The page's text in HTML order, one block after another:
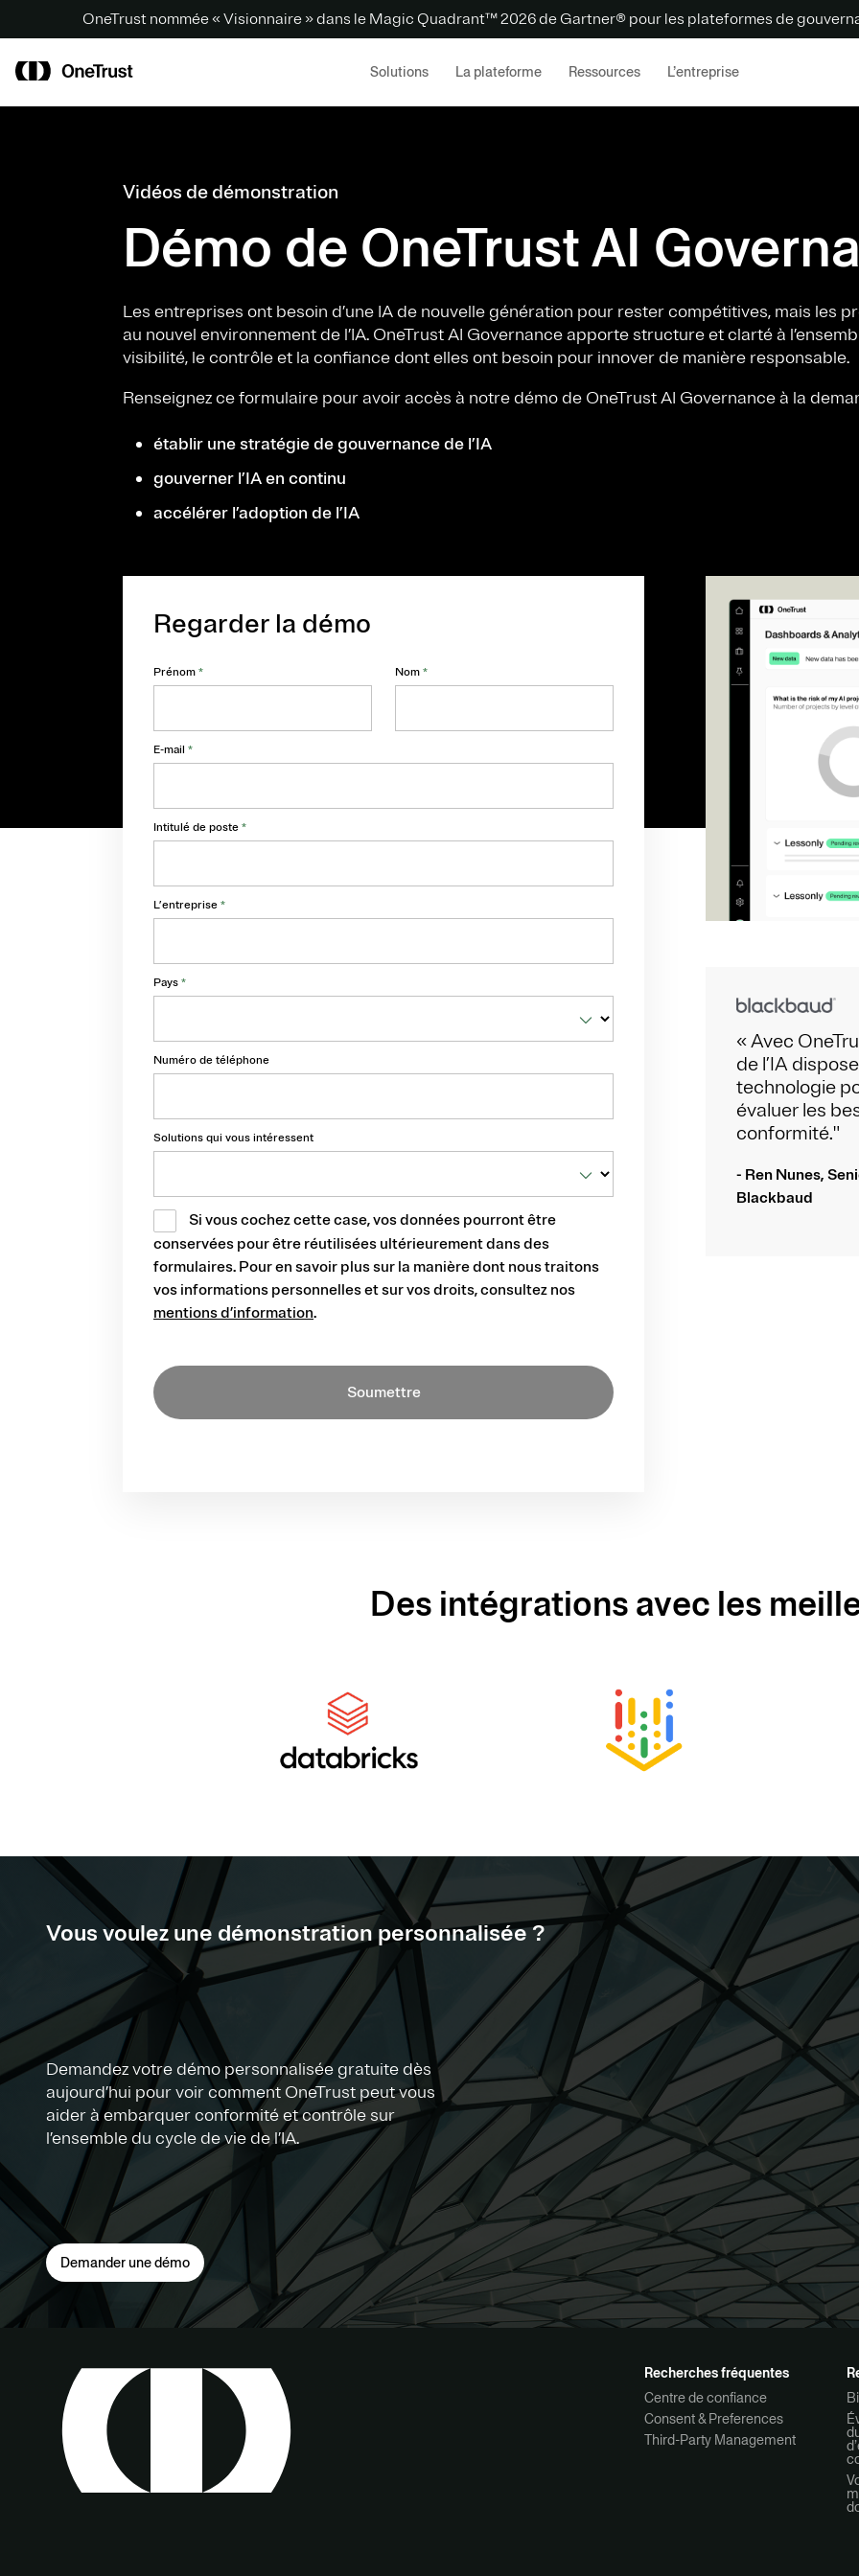
OneTrust nommée « Visionnaire » dans le Magic Quadrant™ 2026 de Gartner® pour les plateformes de
Solutions La plateforme Ressources L’entreprise
Vidéos de démonstration
Démo de OneTrust AI
Les entreprises ont besoin d’une IA de nouvelle génération pour rester compétitives, mais les
au nouvel environnement de l’IA. OneTrust AI Governance apporte structure et clarté à
visibilité, le contrôle et la confiance dont elles ont besoin pour innover de manière responsable.
Renseignez ce formulaire pour avoir accès à notre démo de OneTrust AI Governance à la
établir une stratégie de gouvernance de l’IA
gouverner l’IA en continu
accélérer l’adoption de l’IA
Regarder la démo
Prénom * Nom *
E-mail *
Intitulé de poste *
L’entreprise *
Pays *
Numéro de téléphone
Solutions qui vous intéressent
Si vous cochez cette case, vos données pourront être
conservées pour être réutilisées ultérieurement dans des
formulaires. Pour en savoir plus sur la manière dont nous traitons
vos informations personnelles et sur vos droits, consultez nos
mentions d’information.
Soumettre
« Avec
de l’IA
technologie
évaluer les
conformité."
- Ren Nunes,
Blackbaud
Des intégrations avec les
Vous voulez une démonstration personnalisée ?
Demandez votre démo personnalisée gratuite dès
aujourd’hui pour voir comment OneTrust peut vous
aider à embarquer conformité et contrôle sur
l’ensemble du cycle de vie de l’IA.
Demander une démo
Recherches fréquentes
Centre de confiance
Consent & Preferences
Third-Party Management